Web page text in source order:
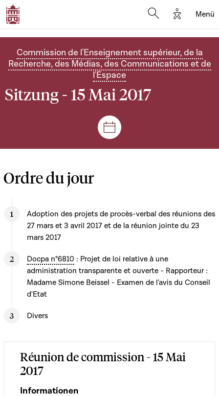
Options
Menü
Commission de l'Enseignement supérieur, de la
Recherche, des Médias, des Communications et de
l'Espace
Sitzung - 15 Mai 2017
Plenar- und
Ordre du jour
Adoption des projets de procès-verbal des réunions des
27 mars et 3 avril 2017 et de la réunion jointe du 23
mars 2017
Docpa n°6810 : Projet de loi relative à une
administration transparente et ouverte - Rapporteur :
Madame Simone Beissel - Examen de l'avis du Conseil
d'Etat
Divers
Réunion de commission - 15 Mai
2017
Informationen